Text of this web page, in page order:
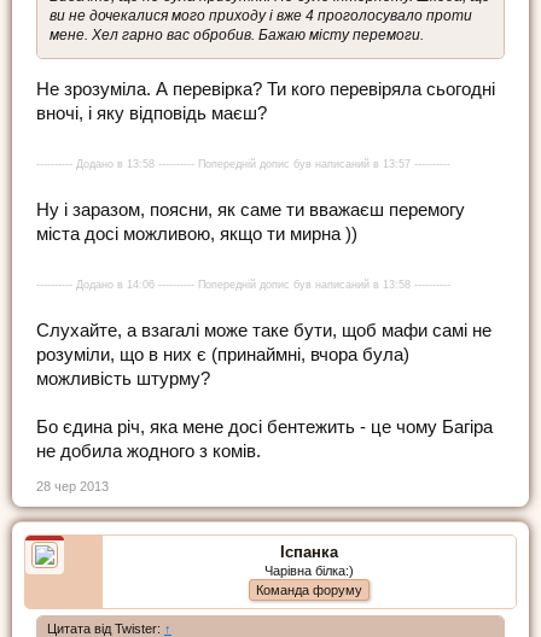
ви не дочекалися мого приходу і вже 4 проголосувало проти
мене. Хел гарно вас обробив. Бажаю місту перемоги.
Не зрозуміла. А перевірка? Ти кого перевіряла сьогодні
вночі, і яку відповідь маєш?
---------- Додано в 13:58 ---------- Попередній допис був написаний в 13:57 ----------
Ну і заразом, поясни, як саме ти вважаєш перемогу
міста досі можливою, якщо ти мирна ))
---------- Додано в 14:06 ---------- Попередній допис був написаний в 13:58 ----------
Слухайте, а взагалі може таке бути, щоб мафи самі не
розуміли, що в них є (принаймні, вчора була)
можливість штурму?
Бо єдина річ, яка мене досі бентежить - це чому Багіра
не добила жодного з комів.
28 чер 2013
Іспанка
Чарівна білка:)
Команда форуму
Цитата від Twister: ↑